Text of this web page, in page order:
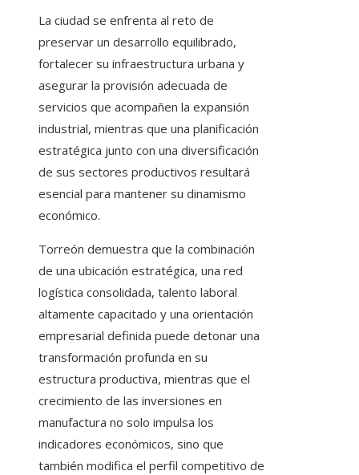
La ciudad se enfrenta al reto de
preservar un desarrollo equilibrado,
fortalecer su infraestructura urbana y
asegurar la provisión adecuada de
servicios que acompañen la expansión
industrial, mientras que una planificación
estratégica junto con una diversificación
de sus sectores productivos resultará
esencial para mantener su dinamismo
económico.
Torreón demuestra que la combinación
de una ubicación estratégica, una red
logística consolidada, talento laboral
altamente capacitado y una orientación
empresarial definida puede detonar una
transformación profunda en su
estructura productiva, mientras que el
crecimiento de las inversiones en
manufactura no solo impulsa los
indicadores económicos, sino que
también modifica el perfil competitivo de